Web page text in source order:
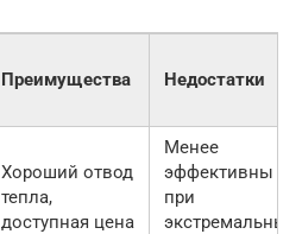
Преимущества Недостатки
Хороший отвод
тепла,
доступная цена
Менее
эффективны
при
экстремальных